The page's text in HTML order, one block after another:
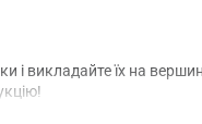
і викладайте їх на